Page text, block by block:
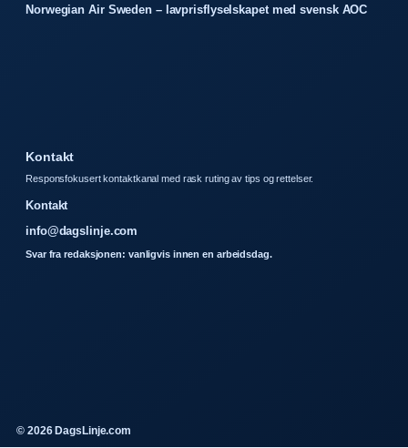
Norwegian Air Sweden – lavprisflyselskapet med svensk AOC
Kontakt
Responsfokusert kontaktkanal med rask ruting av tips og rettelser.
Kontakt
info@dagslinje.com
Svar fra redaksjonen: vanligvis innen en arbeidsdag.
© 2026 DagsLinje.com